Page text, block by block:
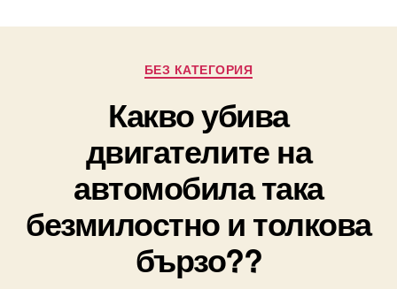
Categories
БЕЗ КАТЕГОРИЯ
Какво убива
двигателите на
автомобила така
безмилостно и толкова
бързо??